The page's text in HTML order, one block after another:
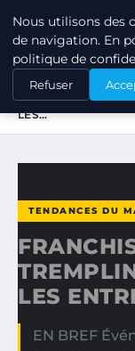
TUEZ-LES
ACCUEIL
FRANCHISE EXPO
LES…
TENDANCES DU
LES
EN BREF
Nous utilisons des
de navigation. En
politique de
Refuser